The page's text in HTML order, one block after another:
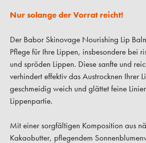
Nur solange der Vorrat reicht!
Der Babor Skinovage Nourishing Lip
Pflege für Ihre Lippen, insbesondere bei
und spröden Lippen. Diese sanfte und
verhindert effektiv das Austrocknen Ihrer
geschmeidig weich und glättet feine
Lippenpartie.
Mit einer sorgfältigen Komposition aus
Kakaobutter, pflegendem